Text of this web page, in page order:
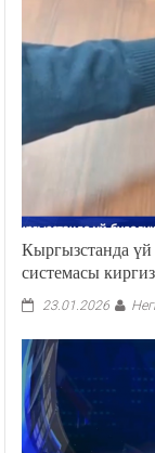
Кыргызстанда
системасы
23.01.2026